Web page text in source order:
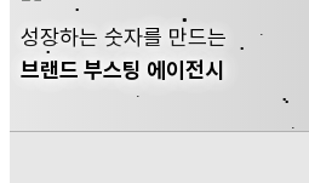
성장하는 숫자를 만드는
브랜드 부스팅 에이전시